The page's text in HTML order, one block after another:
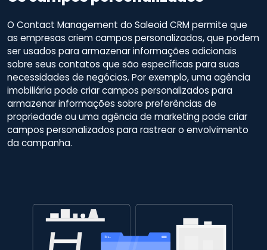
O Contact Management do Saleoid CRM permite que
as empresas criem campos personalizados, que podem
ser usados ​​para armazenar informações adicionais
sobre seus contatos que são específicas para suas
necessidades de negócios. Por exemplo, uma agência
imobiliária pode criar campos personalizados para
armazenar informações sobre preferências de
propriedade ou uma agência de marketing pode criar
campos personalizados para rastrear o envolvimento
da campanha.